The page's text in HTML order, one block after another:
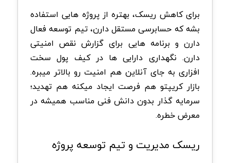
برای کاهش ریسک، بهتره از پروژه هایی استفاده
بشه که حسابرسی مستقل دارن، تیم توسعه فعال
دارن و برنامه هایی برای گزارش نقص امنیتی
دارن. نگهداری دارایی ها در کیف پول سخت
افزاری به جای آنلاین هم امنیت رو بالاتر میبره.
بازار کریپتو هم فرصت ایجاد میکنه هم تهدید؛
سرمایه گذار بدون دانش فنی مناسب همیشه در
معرض خطره.
ریسک مدیریت و تیم توسعه پروژه